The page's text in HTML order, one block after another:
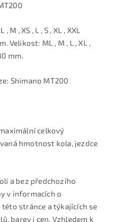
, XS , L , S , XL , XXL
Velikost: ML , M , L , XL ,
mm.
Shimano MT200
celkový
hmotnost kola, jezdce
a bez předchozího
v informacích o
stránce a týkajících se
barev i cen. Vzhledem k